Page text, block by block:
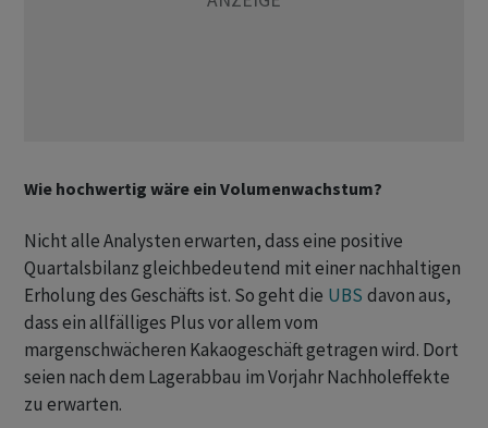
Wie hochwertig wäre ein Volumenwachstum?
Nicht alle Analysten erwarten, dass eine positive
Quartalsbilanz gleichbedeutend mit einer nachhaltigen
Erholung des Geschäfts ist. So geht die UBS davon aus,
dass ein allfälliges Plus vor allem vom
margenschwächeren Kakaogeschäft getragen wird. Dort
seien nach dem Lagerabbau im Vorjahr Nachholeffekte
zu erwarten.